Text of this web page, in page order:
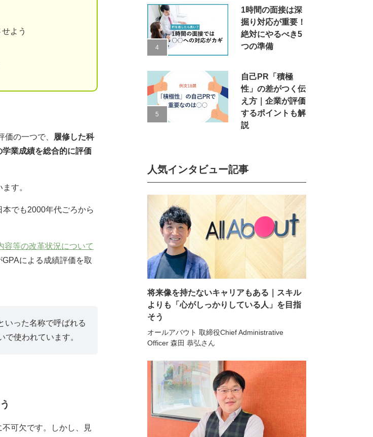
よう
の一つで、
履修した科
業成績を総合的に評価
す。
でも2000年代ごろから
容等の改革状況について
による成績評価を取
いった名称で呼ばれる
使われています。
可欠です。しかし、見
1時間の面接は深
掘り対応が重要！
絶対にやるべき5
つの準備
自己PR「積極
性」の差がつく伝
え方｜企業が評価
するポイントも解
説
人気インタビュー記事
将来像を持たないキャリアもある｜スキル
よりも「心がしっかりしている人」を目指
そう
オールアバウト 取締役Chief Administrative
Officer 森田 恭弘さん